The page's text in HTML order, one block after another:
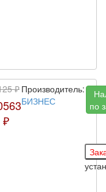
₽
₽
Производитель:
БИЗНЕС
по